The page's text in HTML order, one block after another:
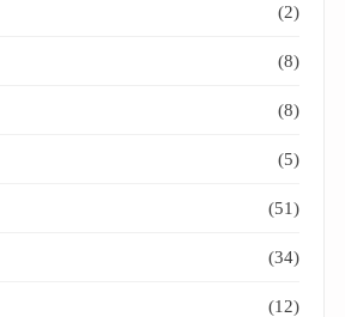
(2)
(8)
(8)
(5)
(51)
(34)
(12)